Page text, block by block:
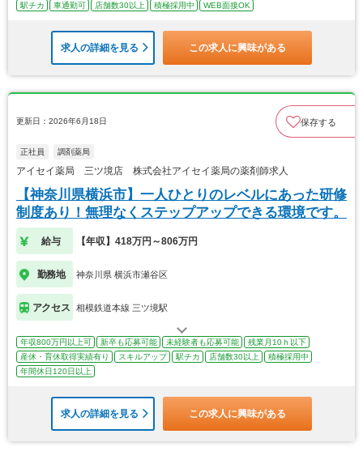
駅チカ
車通勤可 店舗数30以上 積極採用中 WEB面接OK
求人の詳細を見る この求人に興味がある
更新日：2026年6月18日 保存する
正社員 調剤薬局
アイセイ薬局 三ツ境店 株式会社アイセイ薬局の薬剤師求人
【神奈川県横浜市】一人ひとりのレベルにあった研修
制度あり！無理なくステップアップできる環境です。
給与 【年収】418万円～806万円
勤務地 神奈川県 横浜市瀬谷区
アクセス 相模鉄道本線 三ツ境駅
年収800万円以上可 新卒も応募可能 未経験者も応募可能
残業月10ｈ以下
産休・育休取得実績有り
スキルアップ 駅チカ 店舗数30以上
積極採用中
年間休日120日以上
求人の詳細を見る この求人に興味がある